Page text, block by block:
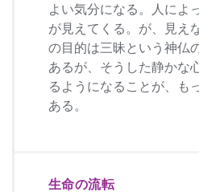
よい気分になる。人によ
が見えてくる。が、見え
の目的は三昧という神仏
あるが、そうした静かな
るようになることが、も
ある。
生命の流転